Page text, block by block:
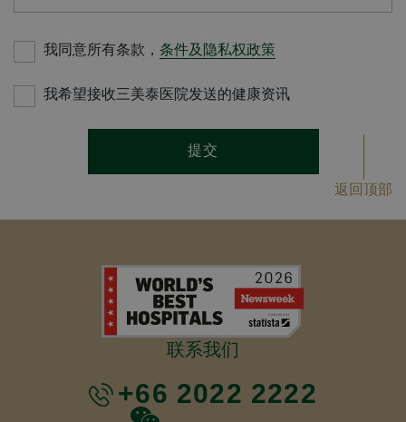
我同意所有条款， 条件及隐私权政策
我希望接收三美泰医院发送的健康资讯
提交
返回顶部
联系我们
+66 2022 2222